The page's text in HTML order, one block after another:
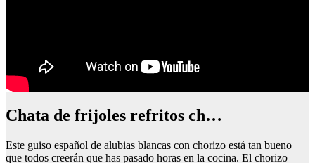
chata de frijoles refritos ch…
Este guiso español de alubias blancas con chorizo está tan bueno
que todos creerán que has pasado horas en la cocina. El chorizo